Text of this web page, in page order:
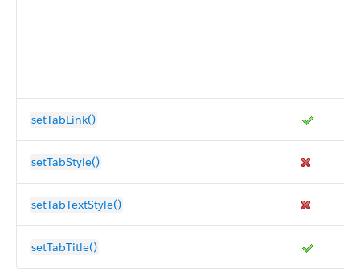
setTabLink()
setTabStyle()
setTabTextStyle()
setTabTitle()